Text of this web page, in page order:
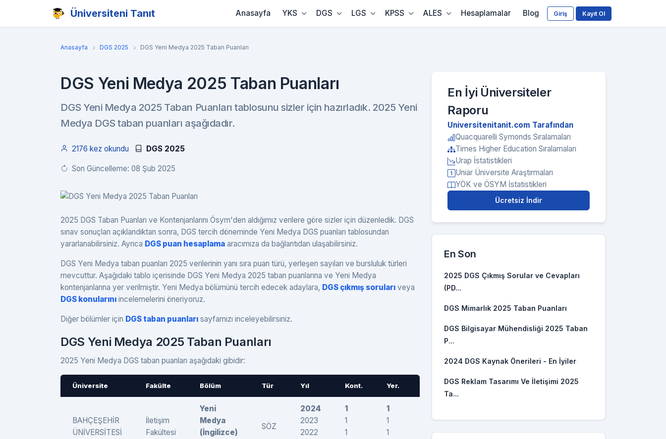
Üniversiteni Tanıt Giriş Kayıt Ol
Anasayfa YKS DGS LGS KPSS ALES Hesaplamalar Blog
Anasayfa DGS 2025 DGS Yeni Medya 2025 Taban Puanları
DGS Yeni Medya 2025 Taban Puanları
DGS Yeni Medya 2025 Taban Puanları tablosunu sizler için hazırladık. 2025 Yeni
Medya DGS taban puanları aşağıdadır.
2176 kez okundu DGS 2025
Son Güncelleme: 08 Şub 2025
2025 DGS Taban Puanları ve Kontenjanlarını Ösym'den aldığımız verilere göre sizler için düzenledik. DGS
sınav sonuçları açıklandıktan sonra, DGS tercih döneminde Yeni Medya DGS puanları tablosundan
yararlanabilirsiniz. Ayrıca DGS puan hesaplama aracımıza da bağlantıdan ulaşabilirsiniz.
DGS Yeni Medya taban puanları 2025 verilerinin yanı sıra puan türü, yerleşen sayıları ve bursluluk türleri
mevcuttur. Aşağıdaki tablo içerisinde DGS Yeni Medya 2025 taban puanlarına ve Yeni Medya
kontenjanlarına yer verilmiştir. Yeni Medya bölümünü tercih edecek adaylara, DGS çıkmış soruları veya
DGS konularını incelemelerini öneriyoruz.
Diğer bölümler için DGS taban puanları sayfamızı inceleyebilirsiniz.
DGS Yeni Medya 2025 Taban Puanları
2025 Yeni Medya DGS taban puanları aşağıdaki gibidir:
Üniversite Fakülte Bölüm Tür Yıl Kont. Yer. Taban P. Tavan P.
BAHÇEŞEHİR
ÜNİVERSİTESİ
İletişim
Fakültesi
Yeni
Medya
(İngilizce)
SÖZ
2024
2023
2022
1
1
1
1
1
1
279,15786
283,52522
279,15786
283,52522
En İyi Üniversiteler
Raporu
Universitenitanit.com Tarafından
Quacquarelli Symonds Sıralamaları
Times Higher Education Sıralamaları
Urap İstatistikleri
Uniar Üniversite Araştırmaları
YÖK ve ÖSYM İstatistikleri
Ücretsiz İndir
En Son
2025 DGS Çıkmış Sorular ve Cevapları
(PD...
DGS Mimarlık 2025 Taban Puanları
DGS Bilgisayar Mühendisliği 2025 Taban
P...
2024 DGS Kaynak Önerileri - En İyiler
DGS Reklam Tasarımı Ve İletişimi 2025
Ta...